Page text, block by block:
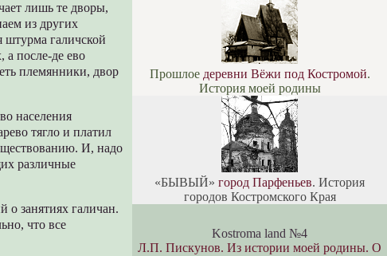
лишь те дворы,
из других
штурма галичской
а после-де ево
племянники, двор
населения
тягло и платил
И, надо
различные
о занятиях галичан.
что все
Прошлое деревни Вёжи под Костромой.
История моей родины
«БЫВЫЙ» город Парфеньев. История
городов Костромского Края
Kostroma land №4
Л.П. Пискунов. Из истории моей родины. О